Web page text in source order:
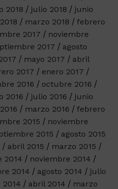
2018 julio 2018
junio
marzo 2018
febrero
2017
noviembre
2017
agosto
mayo 2017
abril
2017
enero 2017
2016
octubre 2016
2016 julio 2016
junio
marzo 2016
febrero
2015
noviembre
2015
agosto 2015
abril 2015
marzo 2015
2014
noviembre 2014
2014 agosto 2014
julio
2014 abril 2014
marzo